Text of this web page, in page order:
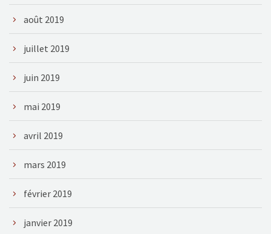
août 2019
juillet 2019
juin 2019
mai 2019
avril 2019
mars 2019
février 2019
janvier 2019